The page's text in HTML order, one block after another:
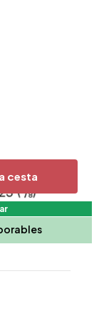
cesta